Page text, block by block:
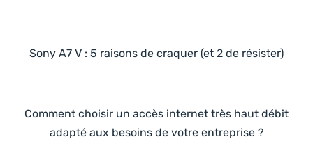
Sony A7 V : 5 raisons de craquer (et 2 de résister)
Comment choisir un accès internet très haut débit
adapté aux besoins de votre entreprise ?